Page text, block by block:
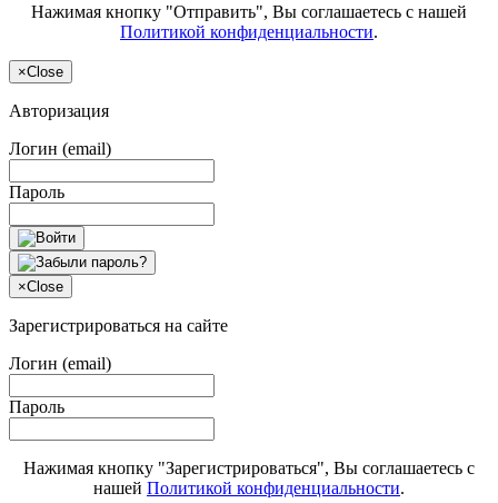
Нажимая кнопку "Отправить", Вы соглашаетесь с нашей
Политикой конфиденциальности.
×Close
Авторизация
Логин (email)
Пароль
×Close
Зарегистрироваться на сайте
Логин (email)
Пароль
Нажимая кнопку "Зарегистрироваться", Вы соглашаетесь с
нашей Политикой конфиденциальности.